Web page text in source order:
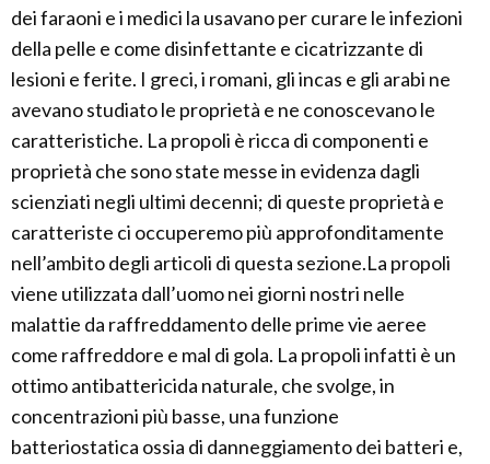
dei faraoni e i medici la usavano per curare le infezioni
della pelle e come disinfettante e cicatrizzante di
lesioni e ferite. I greci, i romani, gli incas e gli arabi ne
avevano studiato le proprietà e ne conoscevano le
caratteristiche. La propoli è ricca di componenti e
proprietà che sono state messe in evidenza dagli
scienziati negli ultimi decenni; di queste proprietà e
caratteriste ci occuperemo più approfonditamente
nell’ambito degli articoli di questa sezione.La propoli
viene utilizzata dall’uomo nei giorni nostri nelle
malattie da raffreddamento delle prime vie aeree
come raffreddore e mal di gola. La propoli infatti è un
ottimo antibattericida naturale, che svolge, in
concentrazioni più basse, una funzione
batteriostatica ossia di danneggiamento dei batteri e,